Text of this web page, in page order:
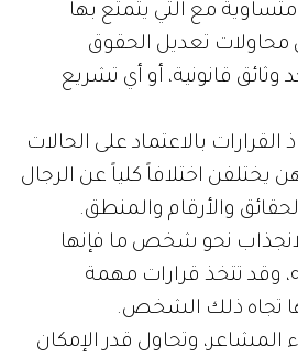
مع التي يتمتع بها
محاولات تعديل الحقوق
وثائق قانونية، أو أي تشريع
القرارات بالاعتماد على الحالات
يختلفن اختلافاً كلياً عن الرجال
والأرقام والمنطق.
نحو شخص ما فإنها
وقد تتخذ قرارات مهمة
تجاه ذلك الشخص.
المشاعر، وتحاول قدر الإمكان